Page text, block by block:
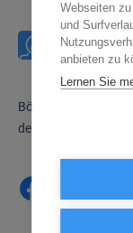
Börse Inside verfügt
den führenden
Webseiten
und
anbieten zu
Lernen Sie